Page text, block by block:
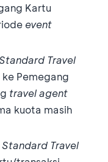
Kartu
event
Travel
Pemegang
travel agent
kuota masih
Travel